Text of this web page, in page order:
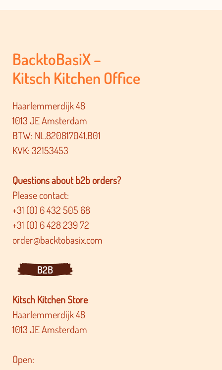
BacktoBasiX –
Kitsch Kitchen Office
Haarlemmerdijk 48
1013 JE Amsterdam
BTW: NL.820817041.B01
KVK: 32153453
Questions about b2b orders?
Please contact:
+31 (0) 6 432 505 68
+31 (0) 6 428 239 72
order@backtobasix.com
B2B
Kitsch Kitchen Store
Haarlemmerdijk 48
1013 JE Amsterdam
Open: